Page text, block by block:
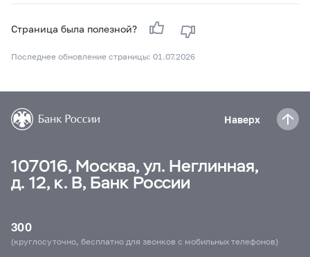
Страница была полезной?
Последнее обновление страницы: 01.07.2026
Наверх
107016, Москва, ул. Неглинная,
д. 12, к. В, Банк России
300
(круглосуточно, бесплатно для звонков с мобильных телефонов)